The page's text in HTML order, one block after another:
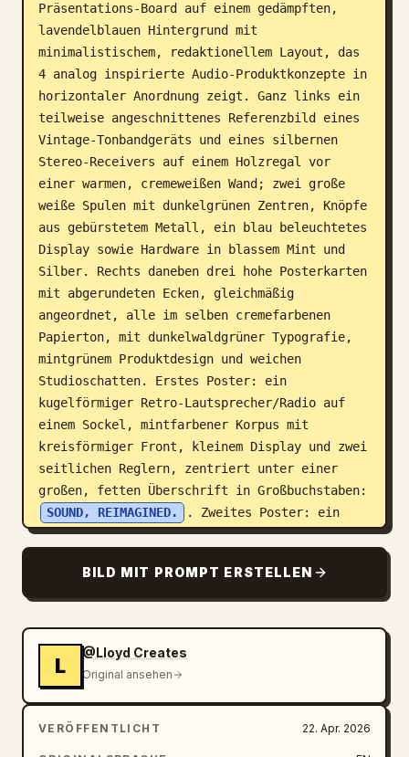
Updates
Präsentations-Board auf einem gedämpften,
lavendelblauen Hintergrund mit
minimalistischem, redaktionellem Layout, das
4 analog inspirierte Audio-Produktkonzepte in
horizontaler Anordnung zeigt. Ganz links ein
teilweise angeschnittenes Referenzbild eines
Vintage-Tonbandgeräts und eines silbernen
Stereo-Receivers auf einem Holzregal vor
einer warmen, cremeweißen Wand; zwei große
weiße Spulen mit dunkelgrünen Zentren, Knöpfe
aus gebürstetem Metall, ein blau beleuchtetes
Display sowie Hardware in blassem Mint und
Silber. Rechts daneben drei hohe Posterkarten
mit abgerundeten Ecken, gleichmäßig
angeordnet, alle im selben cremefarbenen
Papierton, mit dunkelwaldgrüner Typografie,
mintgrünem Produktdesign und weichen
Studioschatten. Erstes Poster: ein
kugelförmiger Retro-Lautsprecher/Radio auf
einem Sockel, mintfarbener Korpus mit
kreisförmiger Front, kleinem Display und zwei
seitlichen Reglern, zentriert unter einer
SOUND, REIMAGINED.
. Zweites Poster: ein
mintgrünes, Vintage-Oszilloskop-ähnliches
Wellenform anzeigt, silberne Knöpfe und
Schalter sowie ein neigbarer Metallständer,
Großbuchstaben:
Kassettenrekorder/Boombox mit Tragegriff,
Kassettenfach an der Vorderseite, Tasten,
Lautsprechergitter und silbernen Reglern,
zentriert unter einer fetten Überschrift in
BILD MIT PROMPT ERSTELLEN
L
@Lloyd Creates
Original ansehen
VERÖFFENTLICHT 22. Apr. 2026